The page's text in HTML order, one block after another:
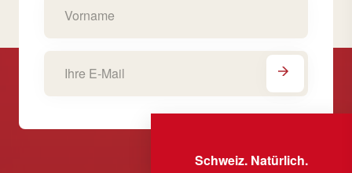
Schweiz. Natürlich.